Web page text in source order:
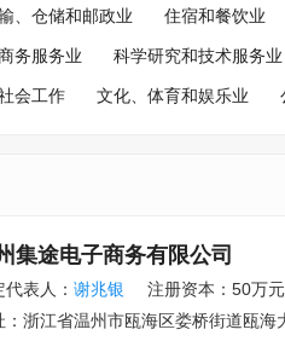
、仓储和邮政业 住宿和餐饮业
务服务业 科学研究和技术服务业
会工作 文化、体育和娱乐业
集途电子商务有限公司
代表人： 谢兆银 注册资本：50万元
浙江省温州市瓯海区娄桥街道瓯